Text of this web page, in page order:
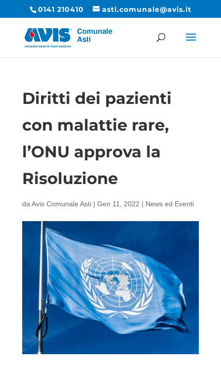
0141 210410 asti.comunale@avis.it
Diritti dei pazienti
con malattie rare,
l’ONU approva la
Risoluzione
da Avis Comunale Asti| Gen 11, 2022 | News ed Eventi